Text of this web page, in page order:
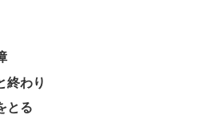
終わり
とる